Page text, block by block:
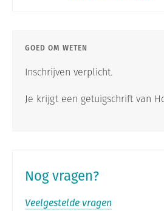
GOED OM WETEN
Inschrijven verplicht.
Je krijgt een getuigschrift van
Nog vragen?
Veelgestelde vragen